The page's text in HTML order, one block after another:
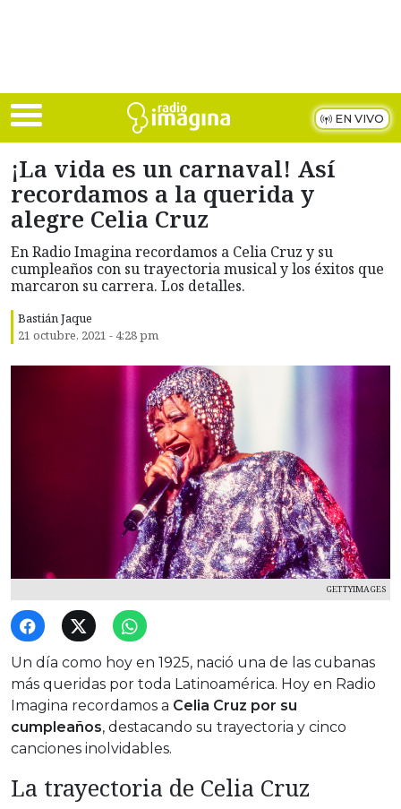
EN VIVO
¡La vida es un carnaval! Así
recordamos a la querida y
alegre Celia Cruz
En Radio Imagina recordamos a Celia Cruz y su
cumpleaños con su trayectoria musical y los éxitos que
marcaron su carrera. Los detalles.
Bastián Jaque
21 octubre, 2021 - 4:28 pm
GETTYIMAGES
Un día como hoy en 1925, nació una de las cubanas
más queridas por toda Latinoamérica. Hoy en Radio
Imagina recordamos a Celia Cruz por su
cumpleaños, destacando su trayectoria y cinco
canciones inolvidables.
La trayectoria de Celia Cruz